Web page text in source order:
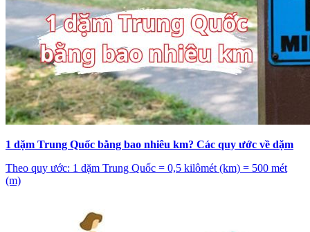
1 dặm Trung Quốc bằng bao nhiêu km? Các quy ước về dặm
Theo quy ước: 1 dặm Trung Quốc = 0,5 kilômét (km) = 500 mét
(m)